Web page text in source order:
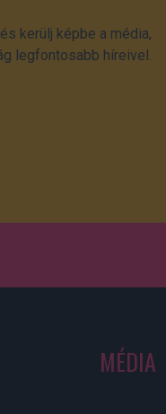
kerülj képbe a média,
legfontosabb híreivel.
MÉDIA